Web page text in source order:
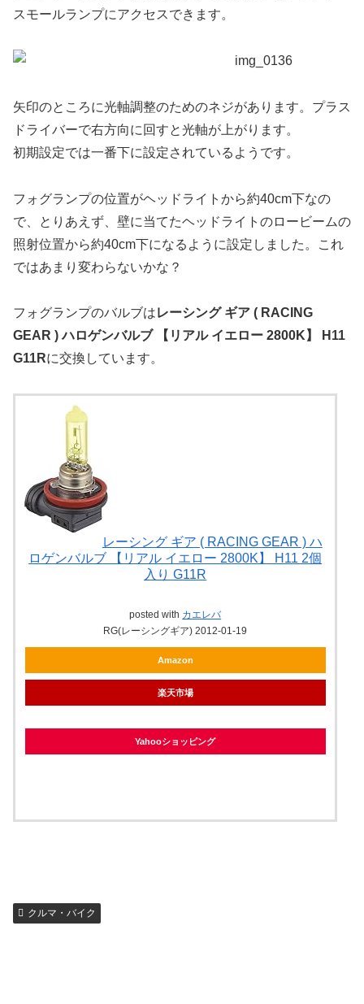
スモールランプにアクセスできます。
矢印のところに光軸調整のためのネジがあります。プラス
ドライバーで右方向に回すと光軸が上がります。
初期設定では一番下に設定されているようです。
フォグランプの位置がヘッドライトから約40cm下なの
で、とりあえず、壁に当てたヘッドライトのロービームの
照射位置から約40cm下になるように設定しました。これ
ではあまり変わらないかな？
フォグランプのバルブはレーシング ギア ( RACING
GEAR ) ハロゲンバルブ 【リアル イエロー 2800K】 H11
G11Rに交換しています。
レーシング ギア ( RACING GEAR ) ハ
ロゲンバルブ 【リアル イエロー 2800K】 H11 2個
入り G11R
posted with カエレバ
RG(レーシングギア) 2012-01-19
Amazon
楽天市場
Yahooショッピング
クルマ・バイク